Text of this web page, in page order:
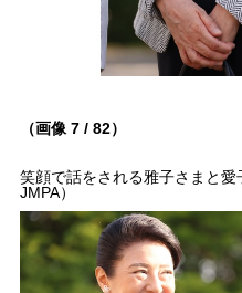
（画像 7 / 82）
笑顔で話をされる雅子さまと
JMPA）